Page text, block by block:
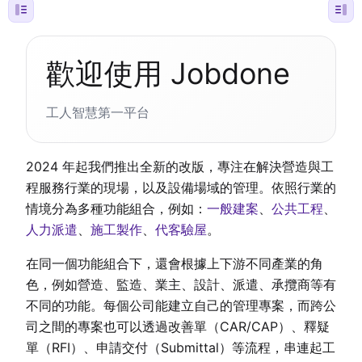
歡迎使用 Jobdone
工人智慧第一平台
2024 年起我們推出全新的改版，專注在解決營造與工
程服務行業的現場，以及設備場域的管理。依照行業的
情境分為多種功能組合，例如： 一般建案、 公共工程、
人力派遣、 施工製作、 代客驗屋。
在同一個功能組合下，還會根據上下游不同產業的角
色，例如營造、監造、業主、設計、派遣、承攬商等有
不同的功能。每個公司能建立自己的管理專案，而跨公
司之間的專案也可以透過改善單（CAR/CAP）、釋疑
單（RFI）、申請交付（Submittal）等流程，串連起工